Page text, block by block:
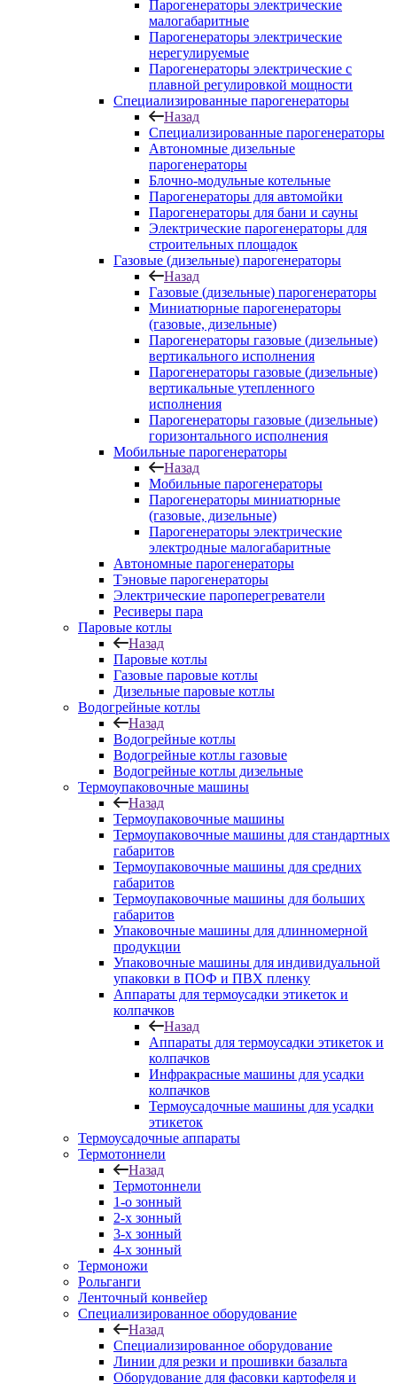
Парогенераторы электрические
малогабаритные
Парогенераторы электрические
нерегулируемые
Парогенераторы электрические с
плавной регулировкой мощности
Специализированные парогенераторы
Назад
Специализированные парогенераторы
Автономные дизельные
парогенераторы
Блочно-модульные котельные
Парогенераторы для автомойки
Парогенераторы для бани и сауны
Электрические парогенераторы для
строительных площадок
Газовые (дизельные) парогенераторы
Назад
Газовые (дизельные) парогенераторы
Миниатюрные парогенераторы
(газовые, дизельные)
Парогенераторы газовые (дизельные)
вертикального исполнения
Парогенераторы газовые (дизельные)
вертикальные утепленного
исполнения
Парогенераторы газовые (дизельные)
горизонтального исполнения
Мобильные парогенераторы
Назад
Мобильные парогенераторы
Парогенераторы миниатюрные
(газовые, дизельные)
Парогенераторы электрические
электродные малогабаритные
Автономные парогенераторы
Тэновые парогенераторы
Электрические пароперегреватели
Ресиверы пара
Паровые котлы
Назад
Паровые котлы
Газовые паровые котлы
Дизельные паровые котлы
Водогрейные котлы
Назад
Водогрейные котлы
Водогрейные котлы газовые
Водогрейные котлы дизельные
Термоупаковочные машины
Назад
Термоупаковочные машины
Термоупаковочные машины для стандартных
габаритов
Термоупаковочные машины для средних
габаритов
Термоупаковочные машины для больших
габаритов
Упаковочные машины для длинномерной
продукции
Упаковочные машины для индивидуальной
упаковки в ПОФ и ПВХ пленку
Аппараты для термоусадки этикеток и
колпачков
Назад
Аппараты для термоусадки этикеток и
колпачков
Инфракрасные машины для усадки
колпачков
Термоусадочные машины для усадки
этикеток
Термоусадочные аппараты
Термотоннели
Назад
Термотоннели
1-о зонный
2-х зонный
3-х зонный
4-х зонный
Термоножи
Рольганги
Ленточный конвейер
Специализированное оборудование
Назад
Специализированное оборудование
Линии для резки и прошивки базальта
Оборудование для фасовки картофеля и